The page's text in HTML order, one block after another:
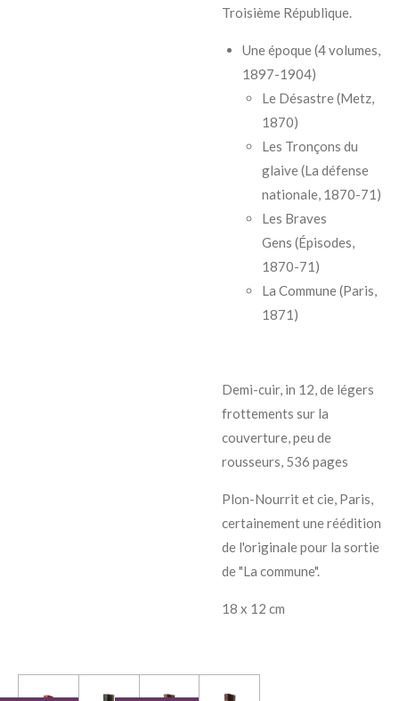
Troisième République.
Une époque(4 volumes,
1897-1904)
Le Désastre(Metz,
1870)
Les Tronçons du
glaive(La défense
nationale, 1870-71)
Les Braves
Gens (Épisodes,
1870-71)
La Commune(Paris,
1871)
Demi-cuir, in 12, de légers
frottements sur la
couverture, peu de
rousseurs, 536 pages
Plon-Nourrit et cie, Paris,
certainement une réédition
de l'originale pour la sortie
de "La commune".
18 x 12 cm